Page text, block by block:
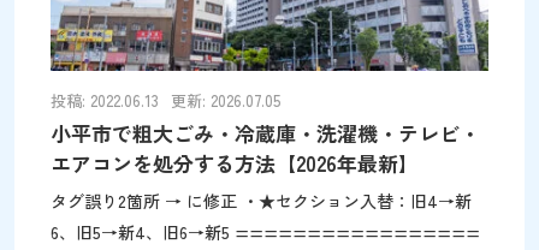
投稿: 2022.06.13 更新: 2026.07.05
小平市で粗大ごみ・冷蔵庫・洗濯機・テレビ・
エアコンを処分する方法【2026年最新】
タグ誤り2箇所 → に修正 ・★セクション入替：旧4→新
6、旧5→新4、旧6→新5 =================